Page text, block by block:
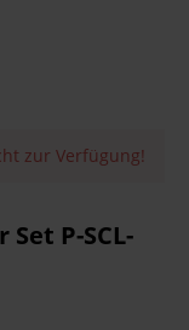
zur Verfügung!
P-SCL-